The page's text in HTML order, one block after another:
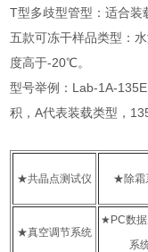
T型多歧型管型：适合装
五款可冻干样品类型：
度高于-20℃。
型号举例：Lab-1A-
积，A代表装载类型，
★共晶点测试仪 ★除霜
★真空调节系统
★PC数
系